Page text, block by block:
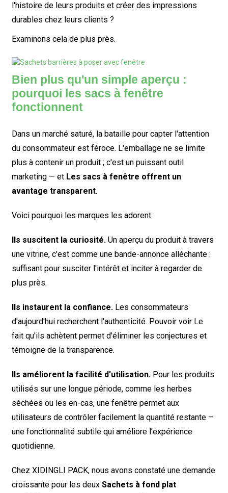
l'histoire de leurs produits et créer des impressions
durables chez leurs clients ?
Examinons cela de plus près.
Bien plus qu'un simple aperçu :
pourquoi les sacs à fenêtre
fonctionnent
Dans un marché saturé, la bataille pour capter l'attention
du consommateur est féroce. L'emballage ne se limite
plus à contenir un produit ; c'est un puissant outil
marketing — et Les sacs à fenêtre offrent un
avantage transparent.
Voici pourquoi les marques les adorent :
Ils suscitent la curiosité. Un aperçu du produit à travers
une vitrine, c'est comme une bande-annonce alléchante :
suffisant pour susciter l'intérêt et inciter à regarder de
plus près.
Ils instaurent la confiance. Les consommateurs
d'aujourd'hui recherchent l'authenticité. Pouvoir voirLe
fait qu'ils achètent permet d'éliminer les conjectures et
témoigne de la transparence.
Ils améliorent la facilité d'utilisation. Pour les produits
utilisés sur une longue période, comme les herbes
séchées ou les en-cas, une fenêtre permet aux
utilisateurs de contrôler facilement la quantité restante –
une fonctionnalité subtile qui améliore l'expérience
quotidienne.
Chez XIDINGLI PACK, nous avons constaté une demande
croissante pour les deux Sachets à fond plat